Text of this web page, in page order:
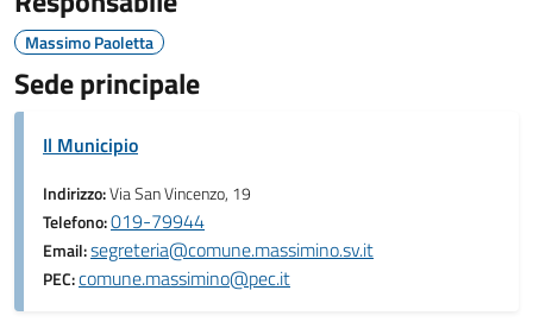
Massimo Paoletta
Sede principale
Il Municipio
Indirizzo:Via San Vincenzo, 19
Telefono:019-79944
Email:segreteria@comune.massimino.sv.it
PEC:comune.massimino@pec.it